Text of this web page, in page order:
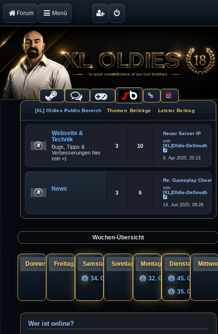
Forum Menü
[XL] Oldies Public Bereich Themen Beiträge Letzter Beitrag
Webseite &
Technik
Bugs, Tipps &
Verbesserungen hier
rein =)
3 10
Neuer Server IP
von
[XL]Oldie-Dellmuth
N
e
e
t
r
B
e
i
r
a
9. Apr 2025, 20:13
News
3 6
Re: Gameplay Cheater
von
[XL]Oldie-Dellmuth
N
e
e
t
g
14. Jun 2025, 09:26
Wochen-Übersicht
Donnerstag, 06.Freitag, 07.Samstag, 08.
34. Geburtstag nigel
Sonntag, 09.Montag, 10.
32. Geburtstag UNIQS
Dienstag, 11.
45.
35.
Wer ist online?